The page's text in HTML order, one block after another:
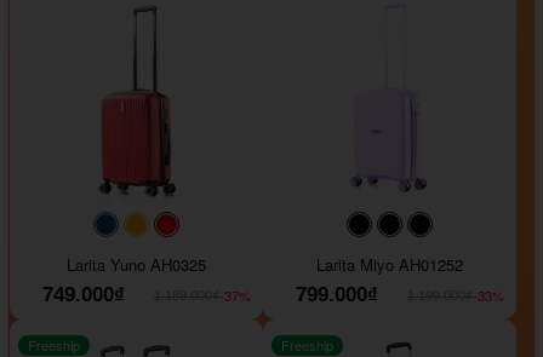
#093f69#ffa500
Larita Yuno AH0325
749.000₫
-37%
#000000#000000
Larita Miyo AH01252
799.000₫
-33%
Freeship Freeship